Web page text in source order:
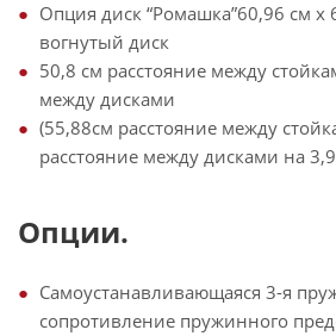
Опция диск “Ромашка”60,96 см x
вогнутый диск
50,8 см расстояние между
между дисками
(55,88см расстояние между
расстояние между дисками на
Опции.
Самоустанавливающаяся 3-я
сопротивление пружинного